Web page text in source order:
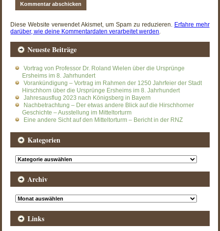
Diese Website verwendet Akismet, um Spam zu reduzieren. Erfahre mehr
darüber, wie deine Kommentardaten verarbeitet werden.
Neueste Beiträge
Vortrag von Professor Dr. Roland Wielen über die Ursprünge
Ersheims im 8. Jahrhundert
Vorankündigung – Vortrag im Rahmen der 1250 Jahrfeier der Stadt
Hirschhorn über die Ursprünge Ersheims im 8. Jahrhundert
Jahresausflug 2023 nach Königsberg in Bayern
Nachbetrachtung – Der etwas andere Blick auf die Hirschhorner
Geschichte – Ausstellung im Mitteltorturm
Eine andere Sicht auf den Mitteltorturm – Bericht in der RNZ
Kategorien
Kategorien
Archiv
Archiv
Links